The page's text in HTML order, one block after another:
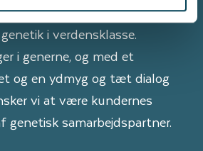
din forretning ved at
i verdensklasse.
i generne, og med et
og en ydmyg og tæt dialog
vi at være kundernes
genetisk samarbejdspartner.